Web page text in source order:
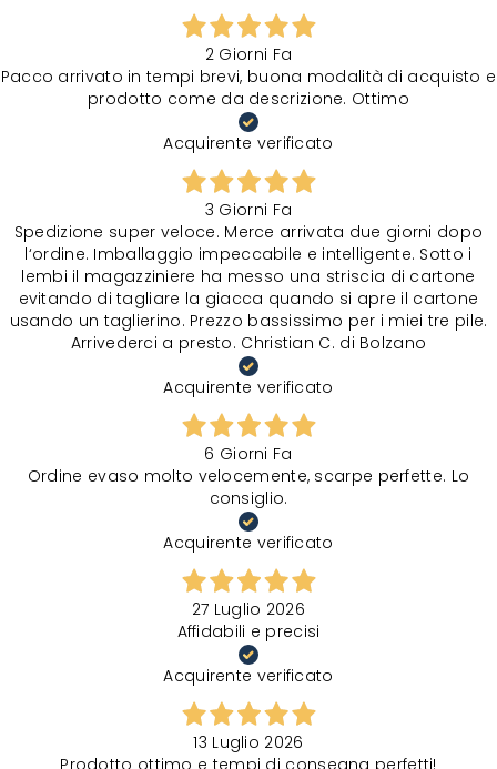
2 Giorni Fa
Pacco arrivato in tempi brevi, buona modalità di acquisto e
prodotto come da descrizione. Ottimo
Acquirente verificato
3 Giorni Fa
Spedizione super veloce. Merce arrivata due giorni dopo
l‘ordine. Imballaggio impeccabile e intelligente. Sotto i
lembi il magazziniere ha messo una striscia di cartone
evitando di tagliare la giacca quando si apre il cartone
usando un taglierino. Prezzo bassissimo per i miei tre pile.
Arrivederci a presto. Christian C. di Bolzano
Acquirente verificato
6 Giorni Fa
Ordine evaso molto velocemente, scarpe perfette. Lo
consiglio.
Acquirente verificato
27 Luglio 2026
Affidabili e precisi
Acquirente verificato
13 Luglio 2026